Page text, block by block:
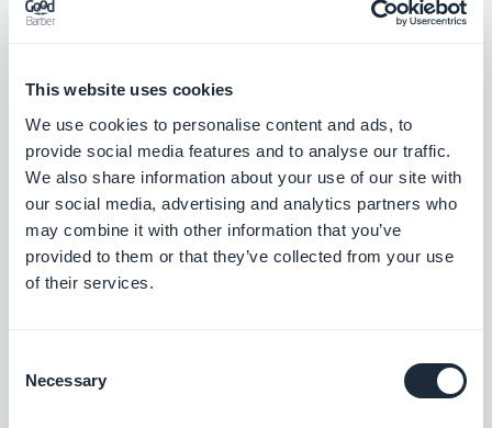
This website uses cookies
We use cookies to personalise content and ads, to
provide social media features and to analyse our traffic.
We also share information about your use of our site with
our social media, advertising and analytics partners who
may combine it with other information that you’ve
provided to them or that they’ve collected from your use
of their services.
Selection
Necessary
Dela din kalender på plattformar utanför
din app och utöka din publik.
Gratis
RSS-flöde: Poddsändningar